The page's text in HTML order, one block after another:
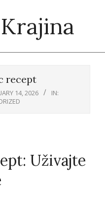
recept
14, 2026
IN:
Uživajte